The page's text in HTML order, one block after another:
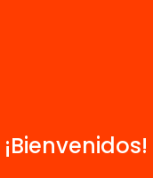
¡Bienvenidos!